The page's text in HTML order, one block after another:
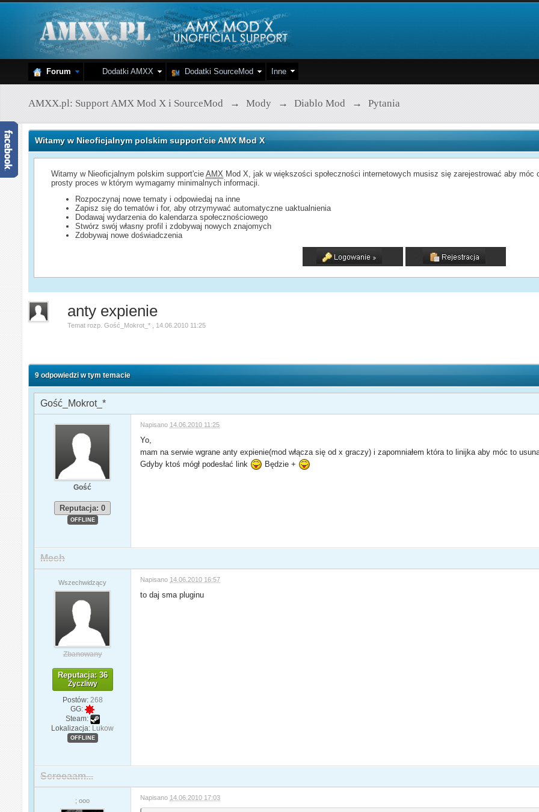
Forum Dodatki AMXX Dodatki SourceMod Inne
AMXX.pl: Support AMX Mod X i SourceMod → Mody → Diablo Mod → Pytania
Witamy w Nieoficjalnym polskim support'cie AMX Mod X
Witamy w Nieoficjalnym polskim support'cieAMX Mod X, jak w większości społeczności internetowych musisz się zarejestrować aby
prosty proces w którym wymagamy minimalnych informacji.
Rozpoczynaj nowe tematy i odpowiedaj na inne
Zapisz się do tematów i for, aby otrzymywać automatyczne uaktualnienia
Dodawaj wydarzenia do kalendarza społecznościowego
Stwórz swój własny profil i zdobywaj nowych znajomych
Zdobywaj nowe doświadczenia
anty expienie
Temat rozp.Gość_Mokrot_* 14.06.2010 11:25
9 odpowiedzi w tym temacie
Gość_Mokrot_*
Gość
Reputacja: 0
OFFLINE
Napisano 14.06.2010 11:25
Yo,
mam na serwie wgrane anty expienie(mod włącza się od x graczy) i zapomniałem która to linijka aby móc to
Gdyby ktoś mógł podesłać link
Będzie +
Mesh
Wszechwidzący
Zbanowany
Reputacja: 36
Życzliwy
Postów: 268
GG:
Steam:
Lokalizacja: Lukow
OFFLINE
Napisano 14.06.2010 16:57
to daj sma pluginu
Screeaam...
; ooo Napisano 14.06.2010 17:03